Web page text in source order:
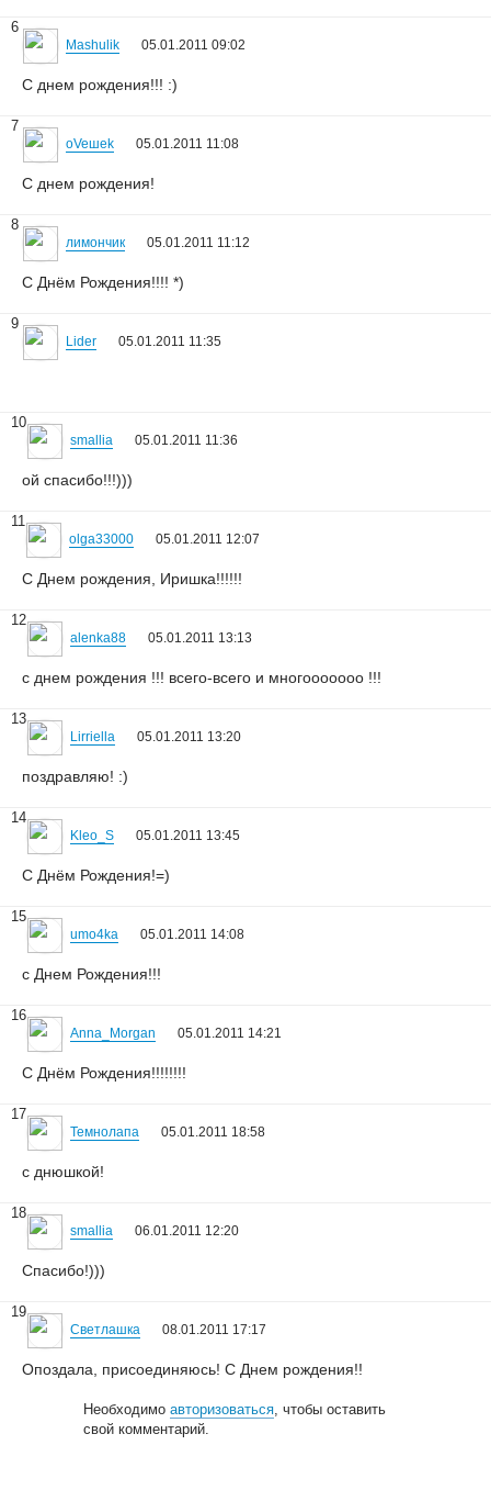
6
Mashulik 05.01.2011 09:02
С днем рождения!!! :)
7
oVeшеk 05.01.2011 11:08
С днем рождения!
8
лимончик 05.01.2011 11:12
С Днём Рождения!!!! *)
9
Lider 05.01.2011 11:35
10
smallia 05.01.2011 11:36
ой спасибо!!!)))
11
olga33000 05.01.2011 12:07
С Днем рождения, Иришка!!!!!!
12
alenka88 05.01.2011 13:13
с днем рождения !!! всего-всего и многооооооо !!!
13
Lirriella 05.01.2011 13:20
поздравляю! :)
14
Kleo_S 05.01.2011 13:45
С Днём Рождения!=)
15
umo4ka 05.01.2011 14:08
с Днем Рождения!!!
16
Anna_Morgan 05.01.2011 14:21
С Днём Рождения!!!!!!!!
17
Темнолапа 05.01.2011 18:58
с днюшкой!
18
smallia 06.01.2011 12:20
Спасибо!)))
19
Светлашка 08.01.2011 17:17
Опоздала, присоединяюсь! С Днем рождения!!
Необходимоавторизоваться, чтобы оставить
свой комментарий.